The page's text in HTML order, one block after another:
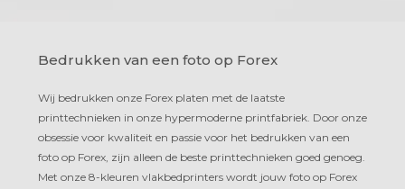
Bedrukken van een foto op Forex
Wij bedrukken onze Forex platen met de laatste
printtechnieken in onze hypermoderne printfabriek. Door onze
obsessie voor kwaliteit en passie voor het bedrukken van een
foto op Forex, zijn alleen de beste printtechnieken goed genoeg.
Met onze 8-kleuren vlakbedprinters wordt jouw foto op Forex